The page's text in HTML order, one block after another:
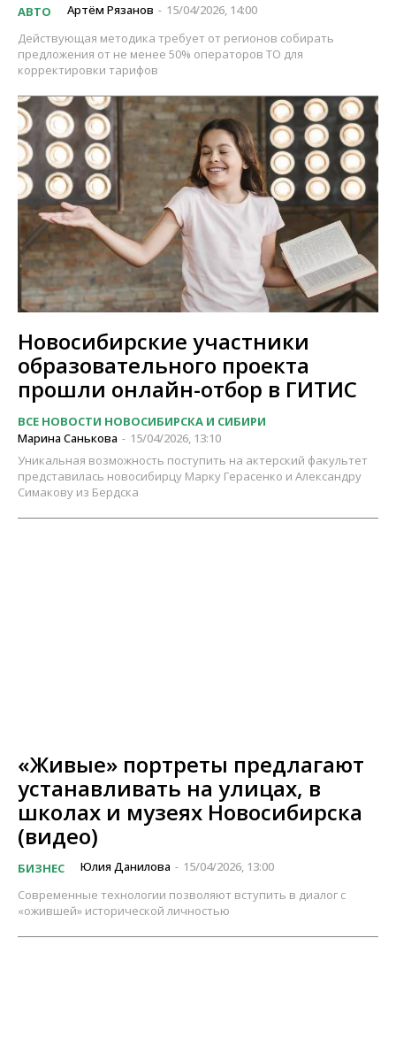
АВТО Артём Рязанов - 15/04/2026, 14:00
Действующая методика требует от регионов собирать
предложения от не менее 50% операторов ТО для
корректировки тарифов
Новосибирские участники
образовательного проекта
прошли онлайн-отбор в ГИТИС
ВСЕ НОВОСТИ НОВОСИБИРСКА И СИБИРИ
Марина Санькова - 15/04/2026, 13:10
Уникальная возможность поступить на актерский факультет
представилась новосибирцу Марку Герасенко и Александру
Симакову из Бердска
«Живые» портреты предлагают
устанавливать на улицах, в
школах и музеях Новосибирска
(видео)
БИЗНЕС Юлия Данилова - 15/04/2026, 13:00
Современные технологии позволяют вступить в диалог с
«ожившей» исторической личностью